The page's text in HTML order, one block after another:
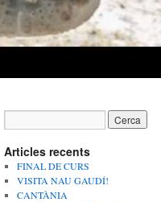
Articles recents
FINAL DE CURS
VISITA NAU GAUDÍ!
CANTÀNIA